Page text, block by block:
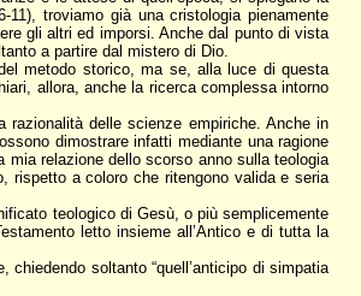
troviamo già una cristologia pienamente
gli altri ed imporsi. Anche dal punto di vista
a partire dal mistero di Dio.
metodo storico, ma se, alla luce di questa
allora, anche la ricerca complessa intorno
delle scienze empiriche. Anche in
dimostrare infatti mediante una ragione
mia relazione dello scorso anno sulla teologia
rispetto a coloro che ritengono valida e seria
teologico di Gesù, o più semplicemente
letto insieme all’Antico e di tutta la
soltanto “quell’anticipo di simpatia